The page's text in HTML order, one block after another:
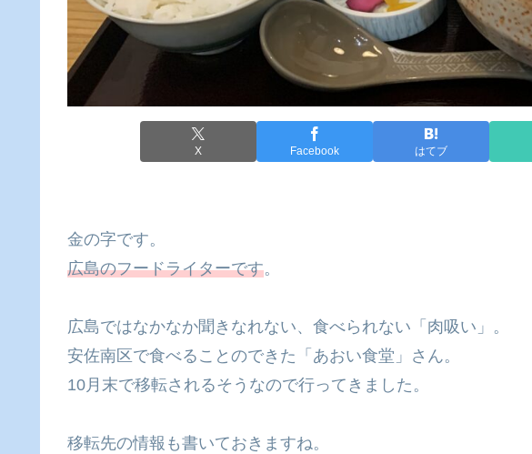
X Facebook はてブ
金の字です。
広島のフードライターです。
広島ではなかなか聞きなれない、食べられない「肉吸い」。
安佐南区で食べることのできた「あおい食堂」さん。
10月末で移転されるそうなので行ってきました。
移転先の情報も書いておきますね。